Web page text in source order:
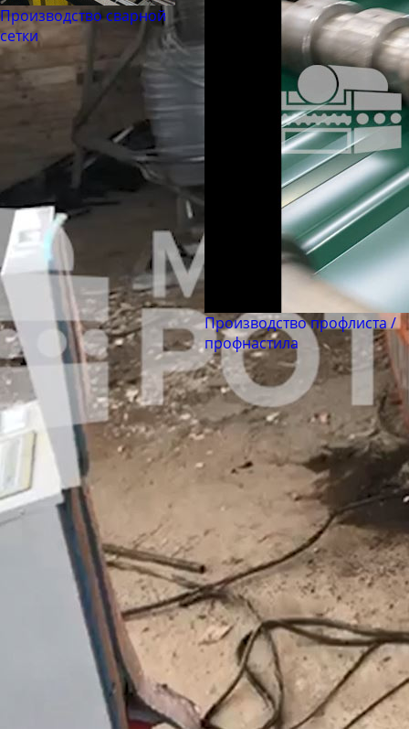
Труба бесшовная 194
Труба бесшовная 203
Труба бесшовная 245
Труба бесшовная 273
Труба бесшовная 299
Труба бесшовная 325
Труба бесшовная 330
Труба бесшовная 351
Труба бесшовная 377
Труба бесшовная 402
Труба бесшовная 426
Труба бесшовная 450
Труба бесшовная 480
Труба бесшовная 530
Труба бесшовная 550
Производство сварной
сетки
Производство профлиста /
профнастила